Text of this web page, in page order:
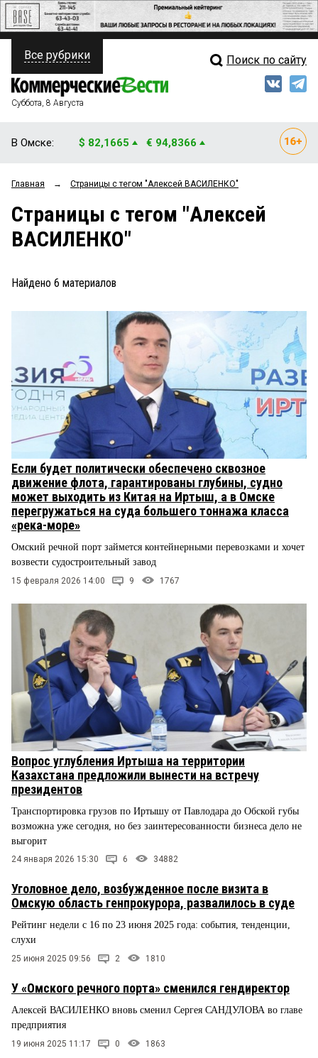
ПОЛИТИКА
ФИНАНСЫ
ОБЩЕСТВО
ЗАКОН
ПРОИСШЕСТВИЯ
Свежий выпуск
Мнения
Рейтинги
Все рубрики Поиск по сайту
Суббота, 8 Августа
В Омске: $ 82,1665 € 94,8366
Главная → Страницы c тегом "Алексей ВАСИЛЕНКО"
Страницы c тегом "Алексей
ВАСИЛЕНКО"
Найдено 6 материалов
Если будет политически обеспечено сквозное
движение флота, гарантированы глубины, судно
может выходить из Китая на Иртыш, а в Омске
перегружаться на суда большего тоннажа класса
«река-море»
Омский речной порт займется контейнерными перевозками и хочет
возвести судостроительный завод
15 февраля 2026 14:00 9 1767
Вопрос углубления Иртыша на территории
Казахстана предложили вынести на встречу
президентов
Транспортировка грузов по Иртышу от Павлодара до Обской губы
возможна уже сегодня, но без заинтересованности бизнеса дело не
выгорит
24 января 2026 15:30 6 34882
Уголовное дело, возбужденное после визита в
Омскую область генпрокурора, развалилось в суде
Рейтинг недели с 16 по 23 июня 2025 года: события, тенденции,
слухи
25 июня 2025 09:56 2 1810
У «Омского речного порта» сменился гендиректор
Алексей ВАСИЛЕНКО вновь сменил Сергея САНДУЛОВА во главе
предприятия
19 июня 2025 11:17 0 1863